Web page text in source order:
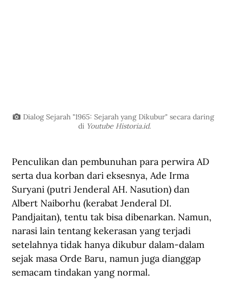
Dialog Sejarah "1965: Sejarah yang Dikubur" secara daring
di Youtube Historia.id.
Penculikan dan pembunuhan para perwira AD
serta dua korban dari eksesnya, Ade Irma
Suryani (putri Jenderal AH. Nasution) dan
Albert Naiborhu (kerabat Jenderal DI.
Pandjaitan), tentu tak bisa dibenarkan. Namun,
narasi lain tentang kekerasan yang terjadi
setelahnya tidak hanya dikubur dalam-dalam
sejak masa Orde Baru, namun juga dianggap
semacam tindakan yang normal.